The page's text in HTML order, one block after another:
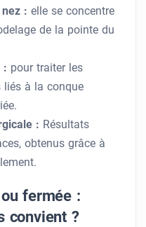
: elle se concentre
de la pointe du
: pour traiter les
liés à la conque
: Résultats
obtenus grâce à
fermée :
convient ?